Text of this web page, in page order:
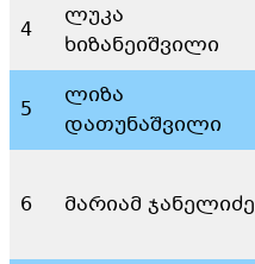
4
ლუკა
ხიზანეიშვილი
5
ლიზა
დათუნაშვილი
6 მარიამ ჯანელიძე